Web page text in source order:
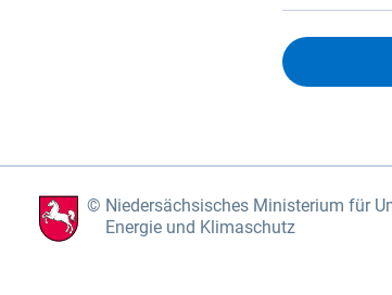
Niedersächsisches Ministerium für
Energie und Klimaschutz